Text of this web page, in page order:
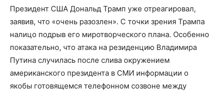
Президент США Дональд Трамп уже отреагировал,
заявив, что «очень разозлен». С точки зрения Трампа
налицо подрыв его миротворческого плана. Особенно
показательно, что атака на резиденцию Владимира
Путина случилась после слива окружением
американского президента в СМИ информации о
якобы готовящемся телефонном созвоне между